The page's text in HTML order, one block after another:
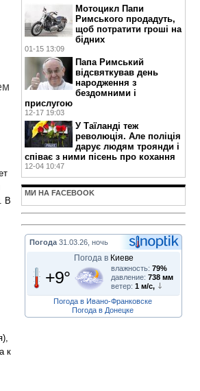
В
к
Мотоцикл Папи
Римського продадуть,
щоб потратити гроші на
бідних
01-15 13:09
Папа Римський
відсвяткував день
народження з
бездомними і
прислугою
12-17 19:03
У Таїланді теж
революція. Але поліція
дарує людям троянди і
співає з ними пісень про кохання
12-04 10:47
МИ НА FACEBOOK
Погода 31.03.26, ночь
Погода в Киеве
+9° влажность: 79%
давление: 738 мм
ветер: 1 м/с,
Погода в Ивано-Франковске
Погода в Донецке